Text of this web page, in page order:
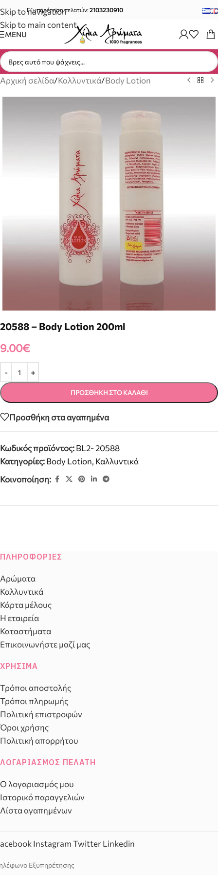
Skip to navigation
Skip to main content
Εξυπηρέτηση πελατών:2103230910
MENU
Αρχική σελίδα/Καλλυντικά/Body Lotion
20588 – Body Lotion 200ml
9.00€
ΠΡΟΣΘΉΚΗ ΣΤΟ ΚΑΛΆΘΙ
Προσθήκη στα αγαπημένα
Κωδικός προϊόντος:BL2- 20588
Κατηγορίες:Body Lotion, Καλλυντικά
Κοινοποίηση:
ΠΛΗΡΟΦΟΡΊΕΣ
Αρώματα
Καλλυντικά
Κάρτα μέλους
Η εταιρεία
Καταστήματα
Επικοινωνήστε μαζί μας
ΧΡΉΣΙΜΑ
Τρόποι αποστολής
Τρόποι πληρωμής
Πολιτική επιστροφών
Όροι χρήσης
Πολιτική απορρήτου
ΛΟΓΑΡΙΑΣΜΌΣ ΠΕΛΆΤΗ
Ο λογαριασμός μου
Ιστορικό παραγγελιών
Λίστα αγαπημένων
InstagramTwitterLinkedin
Εξυπηρέτησης